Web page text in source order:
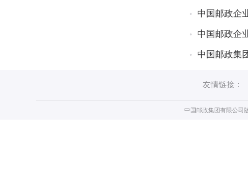
中国邮政企
中国邮政企
中国邮政集
友情链接：
中国邮政集团有限公司